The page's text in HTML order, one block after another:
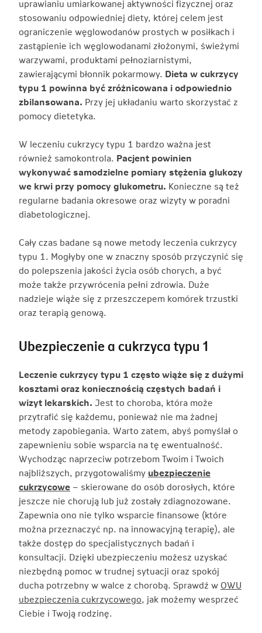
uprawianiu umiarkowanej aktywności fizycznej oraz
stosowaniu odpowiedniej diety, której celem jest
ograniczenie węglowodanów prostych w posiłkach i
zastąpienie ich węglowodanami złożonymi, świeżymi
warzywami, produktami pełnoziarnistymi,
zawierającymi błonnik pokarmowy. Dieta w cukrzycy
typu 1 powinna być zróżnicowana i odpowiednio
zbilansowana. Przy jej układaniu warto skorzystać z
pomocy dietetyka.
W leczeniu cukrzycy typu 1 bardzo ważna jest
również samokontrola. Pacjent powinien
wykonywać samodzielne pomiary stężenia glukozy
we krwi przy pomocy glukometru. Konieczne są też
regularne badania okresowe oraz wizyty w poradni
diabetologicznej.
Cały czas badane są nowe metody leczenia cukrzycy
typu 1. Mogłyby one w znaczny sposób przyczynić się
do polepszenia jakości życia osób chorych, a być
może także przywrócenia pełni zdrowia. Duże
nadzieje wiąże się z przeszczepem komórek trzustki
oraz terapią genową.
Ubezpieczenie a cukrzyca typu 1
Leczenie cukrzycy typu 1 często wiąże się z dużymi
kosztami oraz koniecznością częstych badań i
wizyt lekarskich. Jest to choroba, która może
przytrafić się każdemu, ponieważ nie ma żadnej
metody zapobiegania. Warto zatem, abyś pomyślał o
zapewnieniu sobie wsparcia na tę ewentualność.
Wychodząc naprzeciw potrzebom Twoim i Twoich
najbliższych, przygotowaliśmy ubezpieczenie
cukrzycowe – skierowane do osób dorosłych, które
jeszcze nie chorują lub już zostały zdiagnozowane.
Zapewnia ono nie tylko wsparcie finansowe (które
można przeznaczyć np. na innowacyjną terapię), ale
także dostęp do specjalistycznych badań i
konsultacji. Dzięki ubezpieczeniu możesz uzyskać
niezbędną pomoc w trudnej sytuacji oraz spokój
ducha potrzebny w walce z chorobą. Sprawdź w OWU
ubezpieczenia cukrzycowego, jak możemy wesprzeć
Ciebie i Twoją rodzinę.